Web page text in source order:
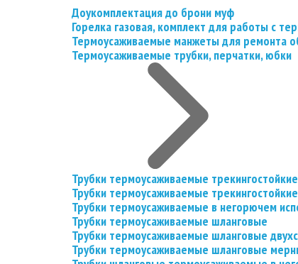
Доукомплектация до брони муф
Горелка газовая, комплект для работы с
Термоусаживаемые манжеты для ремонта
Термоусаживаемые трубки, перчатки, юбки
Трубки термоусаживаемые
Трубки термоусаживаемые трекингостойкие
Трубки термоусаживаемые в негорючем
Трубки термоусаживаемые шланговые
Трубки термоусаживаемые шланговые
Трубки термоусаживаемые шланговые